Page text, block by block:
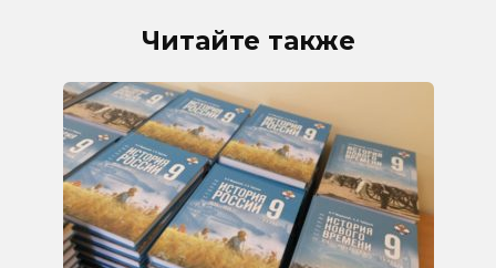
Читайте также